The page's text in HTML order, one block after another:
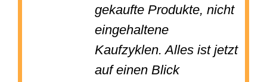
gekaufte Produkte, nicht
eingehaltene
Kaufzyklen. Alles ist jetzt
auf einen Blick